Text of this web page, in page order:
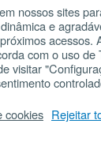
Jesus!
Jesus é
ao lugar
um à
nossos sites
e
acessos.
com o uso
visitar
cookies Rejeitar